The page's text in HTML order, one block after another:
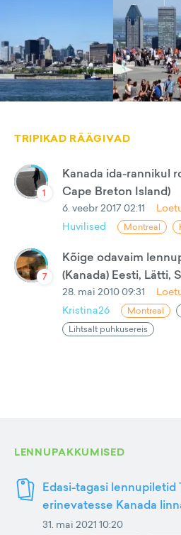
TRIPIKAD RÄÄGIVAD
1
Kanada ida-rannikul
Cape Breton Island)
6. veebr 2017 02:11
Huvilised
Montreal
7
Kõige odavaim
(Kanada) Eesti, Lätti,
28. mai 2010 09:31
Kristina26
Montreal
Lihtsalt puhkusereis
LENNUPAKKUMISED
Edasi-tagasi lennupiletid
erinevatesse Kanada
31. mai 2021 10:20